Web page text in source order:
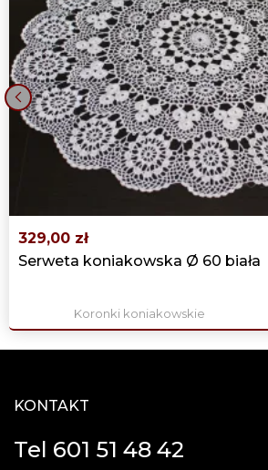
329,00 zł
Serweta koniakowska Ø 60 biała
Koronki koniakowskie
KONTAKT
Tel 601 51 48 42